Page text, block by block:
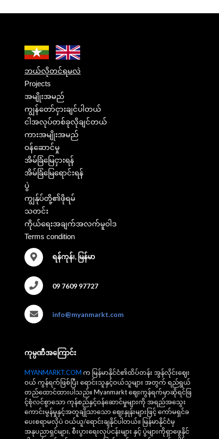
ဘယ်လိုတင်ရမလဲ
Projects
အမျိုးအမည်
ကျွန်တော်ငှားချင်ပါတယ်
ငါအလုပ်တစ်ခုလိုချင်တယ်
ကားအမျိုးအမည်
ဝန်ဆောင်မှု
အိမ်ခြံမြေငှားရန်
အိမ်ခြံမြေရောင်းရန်
ပွဲ
ကျွန်ုပ်တို့၏ဖိုရမ်
သတင်း
ကိုယ်ရေးအချက်အလက်မူဝါဒ
Terms condition
ရန်ကုန်၊, မြန်မာ
09 7609 97727
info@myanmarkt.com
ကုမ္ပဏီအကြောင်း
MYANMARKT.COM က မြန်မာနိုင်ငံ၏ထိပ်တန်း အွန်လိုင်းဈေး
ဝယ် ကွန်ရက်ဖြစ်ပြီး ရောင်းသူနှင့်ဝယ်သူများ အတွက် ရည်ရွယ်
တည်ထောင်ထားပါသည်။ Myanmarkt ဈေးကွန်ရက်မှာဆိုရင်ဖြ
င့်စုံလင်စွာသော ကုန်စည်နှင့်ဝန်ဆောင်မှုများကို အရည်အသွေး
ကောင်းမွန်မှုနှင့်အတူချိုသာသော ဈေးနှုန်းများဖြင့် ကော်မရှင်ခ
ပေးစရာမလိုပဲ ဝယ်ယူ/ရောင်းချနိုင်ပါတယ်။ မြန်မာနိုင်ငံမှ
အနုပညာရှင်များ, စီးပွားရေးလုပ်ငန်းများ နှင့် ပွဲများကိုရှာဖွေနိုင်